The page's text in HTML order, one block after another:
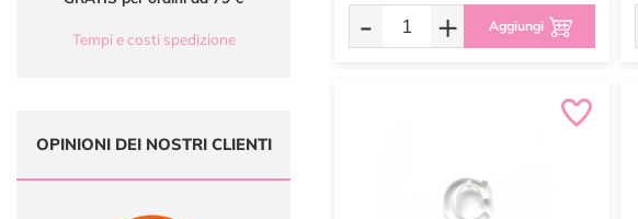
Tempi e costi spedizione
OPINIONI DEI NOSTRI CLIENTI
- + Aggiungi